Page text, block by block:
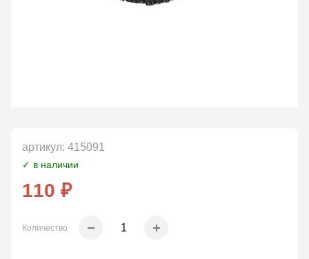
артикул: 415091
✓ в наличии
110 ₽
Количество